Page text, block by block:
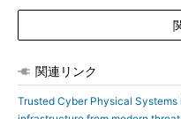
関連リンク
Trusted Cyber Physical